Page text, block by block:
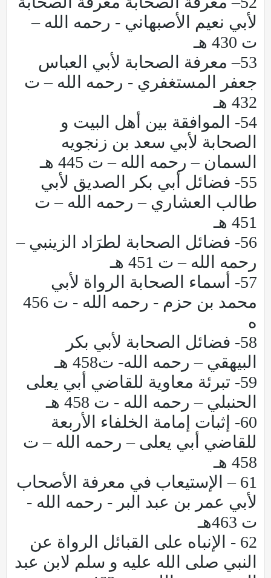
لأبي نعيم الأصبهاني - رحمه الله –
ت 430 هـ
53– معرفة الصحابة لأبي العباس
جعفر المستغفري - رحمه الله – ت
432 هـ
54- الموافقة بين أهل البيت و
الصحابة لأبي سعد بن زنجويه
السمان – رحمه الله – ت 445 هـ
55- فضائل أبي بكر الصديق لأبي
طالب العشاري – رحمه الله – ت
451 هـ
56- فضائل الصحابة لطرَاد الزينبي –
رحمه الله – ت 451 هـ
57- أسماء الصحابة الرواة لأبي
محمد بن حزم - رحمه الله - ت 456
ه
58- فضائل الصحابة لأبي بكر
البيهقي – رحمه الله- ت458 هـ
59- تبرئة معاوية للقاضي أبي يعلى
الحنبلي – رحمه الله - ت 458 هـ
60- إثبات إمامة الخلفاء الأربعة
للقاضي أبي يعلى – رحمه الله – ت
458 هـ
61 – الإستيعاب في معرفة الأصحاب
لأبي عمر بن عبد البر - رحمه الله -
ت 463هـ
62 - الإنباه على القبائل الرواة عن
النبي صلى الله عليه و سلم لابن عبد